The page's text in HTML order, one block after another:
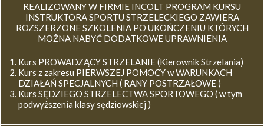
REALIZOWANY W FIRMIE INCOLT PROGRAM KURSU
INSTRUKTORA SPORTU STRZELECKIEGO ZAWIERA
ROZSZERZONE SZKOLENIA PO UKOŃCZENIU KTÓRYCH
MOŻNA NABYĆ DODATKOWE UPRAWNIENIA
Kurs PROWADZĄCY STRZELANIE (Kierownik Strzelania)
Kurs z zakresu PIERWSZEJ POMOCY w WARUNKACH
DZIAŁAŃ SPECJALNYCH ( RANY POSTRZAŁOWE )
Kurs SĘDZIEGO STRZELECTWA SPORTOWEGO ( w tym
podwyższenia klasy sędziowskiej )